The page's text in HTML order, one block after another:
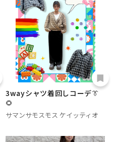
3wayシャツ着回しコーデ👔
🌻
サマンサモスモス ケイッティオ